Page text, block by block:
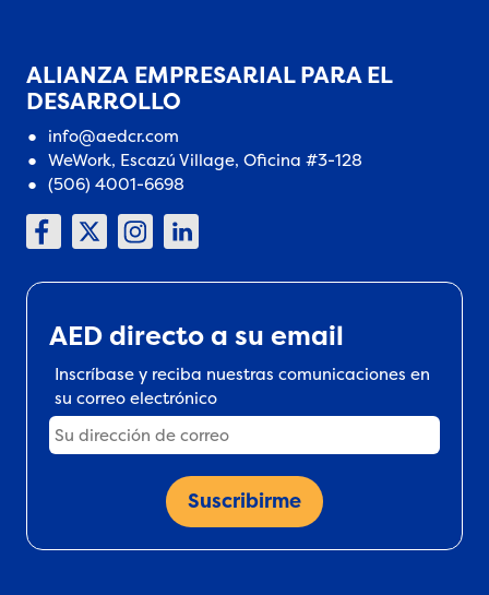
ALIANZA EMPRESARIAL PARA EL
DESARROLLO
info@aedcr.com
WeWork, Escazú Village, Oficina #3-128
(506) 4001-6698
AED directo a su email
Inscríbase y reciba nuestras comunicaciones en
su correo electrónico